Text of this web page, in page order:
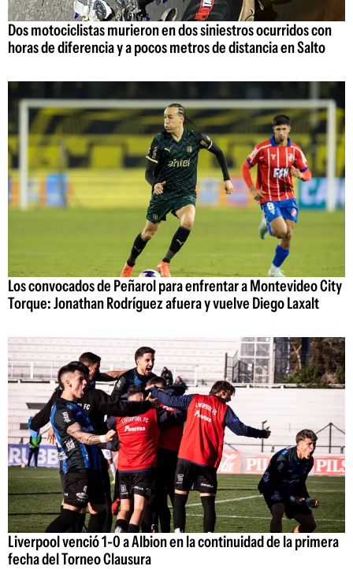
Dos motociclistas murieron en dos siniestros ocurridos con
horas de diferencia y a pocos metros de distancia en Salto
Los convocados de Peñarol para enfrentar a Montevideo City
Torque: Jonathan Rodríguez afuera y vuelve Diego Laxalt
Liverpool venció 1-0 a Albion en la continuidad de la primera
fecha del Torneo Clausura